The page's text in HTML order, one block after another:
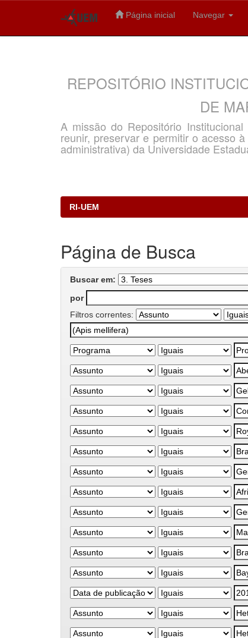
Página inicial Navegar
REPOSITÓRIO
DE
A missão do Repositório
reunir, preservar e permitir o acesso
administrativa) da Universidade
RI-UEM
Página de Busca
Buscar em:
por
Filtros correntes: